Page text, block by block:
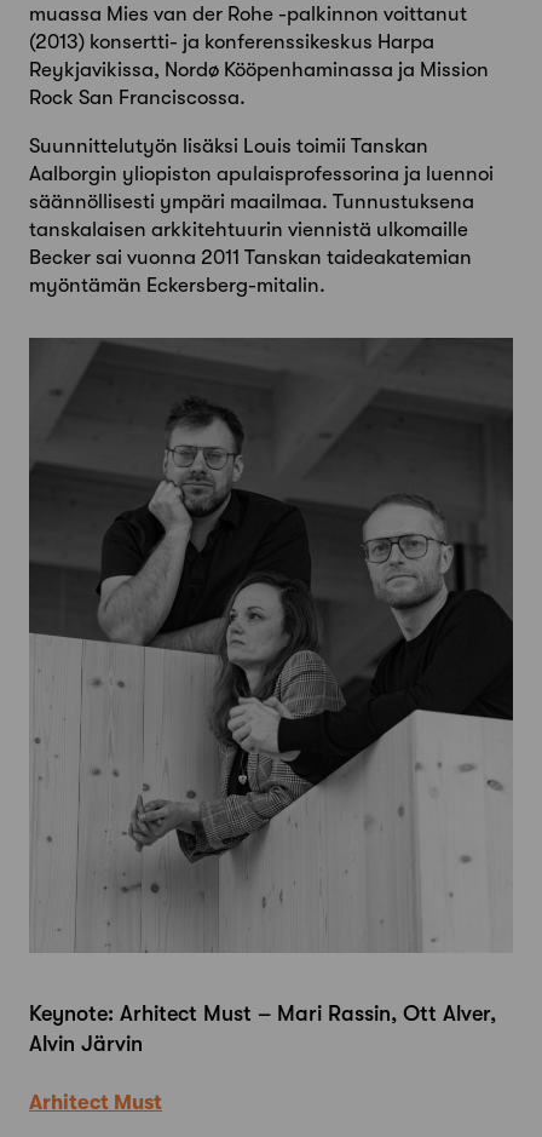
muassa Mies van der Rohe -palkinnon voittanut
(2013) konsertti- ja konferenssikeskus Harpa
Reykjavikissa, Nordø Kööpenhaminassa ja Mission
Rock San Franciscossa.
Suunnittelutyön lisäksi Louis toimii Tanskan
Aalborgin yliopiston apulaisprofessorina ja luennoi
säännöllisesti ympäri maailmaa. Tunnustuksena
tanskalaisen arkkitehtuurin viennistä ulkomaille
Becker sai vuonna 2011 Tanskan taideakatemian
myöntämän Eckersberg-mitalin.
Keynote: Arhitect Must – Mari Rassin, Ott Alver,
Alvin Järvin
Arhitect Must